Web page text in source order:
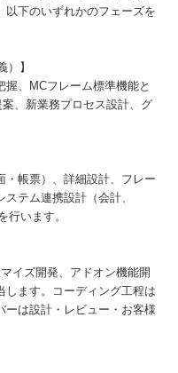
以下のいずれかのフェーズを
）】
、MCフレーム標準機能と
、新業務プロセス設計、グ
・帳票）、詳細設計、フレー
テム連携設計（会計、
行います。
イズ開発、アドオン機能開
します。コーディング工程は
ーは設計・レビュー・お客様